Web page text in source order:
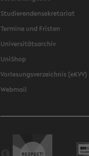
Studierendensekretariat
Termine und Fristen
Universitätsarchiv
UniShop
Vorlesungsverzeichnis (eKVV)
Webmail